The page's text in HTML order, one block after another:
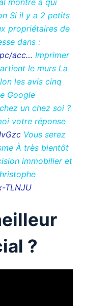
Si il y a 2 petits
propriétaires de
dans :
acc… Imprimer
le murs La
les avis cinq
Google
un chez soi ?
votre réponse
Vous serez
À très bientôt
immobilier et
TLNJU
?